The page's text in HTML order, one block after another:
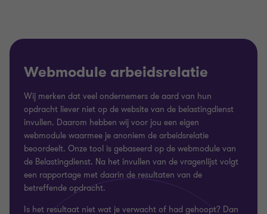
Webmodule arbeidsrelatie
Wij merken dat veel ondernemers de aard van hun
opdracht liever niet op de website van de belastingdienst
invullen. Daarom hebben wij voor jou een eigen
webmodule waarmee je anoniem de arbeidsrelatie
beoordeelt. Onze tool is gebaseerd op de webmodule van
de Belastingdienst. Na het invullen van de vragenlijst volgt
een rapportage met daarin de resultaten van de
betreffende opdracht.
Is het resultaat niet wat je verwacht of had gehoopt? Dan